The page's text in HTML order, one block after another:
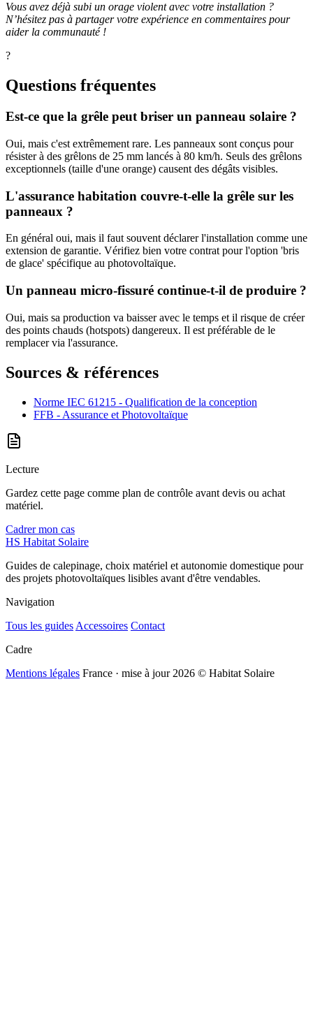
Vous avez déjà subi un orage violent avec votre installation ?
N’hésitez pas à partager votre expérience en commentaires pour
aider la communauté !
?
Questions fréquentes
Est-ce que la grêle peut briser un panneau solaire ?
Oui, mais c'est extrêmement rare. Les panneaux sont conçus pour
résister à des grêlons de 25 mm lancés à 80 km/h. Seuls des grêlons
exceptionnels (taille d'une orange) causent des dégâts visibles.
L'assurance habitation couvre-t-elle la grêle sur les
panneaux ?
En général oui, mais il faut souvent déclarer l'installation comme une
extension de garantie. Vérifiez bien votre contrat pour l'option 'bris
de glace' spécifique au photovoltaïque.
Un panneau micro-fissuré continue-t-il de produire ?
Oui, mais sa production va baisser avec le temps et il risque de créer
des points chauds (hotspots) dangereux. Il est préférable de le
remplacer via l'assurance.
Sources & références
Norme IEC 61215 - Qualification de la conception
FFB - Assurance et Photovoltaïque
Lecture
Gardez cette page comme plan de contrôle avant devis ou achat
matériel.
Cadrer mon cas
HS Habitat Solaire
Guides de calepinage, choix matériel et autonomie domestique pour
des projets photovoltaïques lisibles avant d'être vendables.
Navigation
Tous les guides Accessoires Contact
Cadre
Mentions légales France · mise à jour 2026 © Habitat Solaire